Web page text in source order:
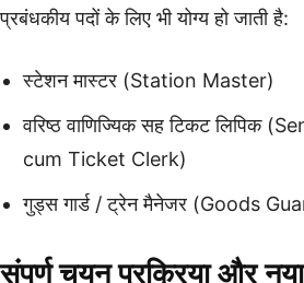
प्रबंधकीय पदों के लिए भी योग्य हो जाती है:
स्टेशन मास्टर (Station Master)
वरिष्ठ वाणिज्यिक सह टिकट लिपिक
cum Ticket Clerk)
गुड्स गार्ड / ट्रेन मैनेजर (Goods
संपूर्ण चयन प्रक्रिया और नया